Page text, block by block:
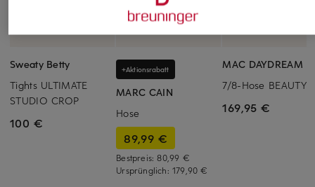
Sweaty Betty
Tights ULTIMATE
STUDIO CROP
100 €
+Aktionsrabatt
MARC CAIN
Hose
89,99 €
Bestpreis:80,99 €
Ursprünglich: 179,90 €
MAC DAYDREAM
7/8-Hose BEAUTY
169,95 €